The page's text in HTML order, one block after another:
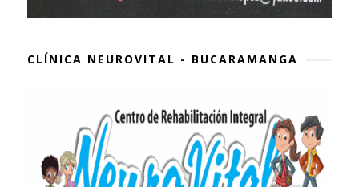
CLÍNICA NEUROVITAL - BUCARAMANGA